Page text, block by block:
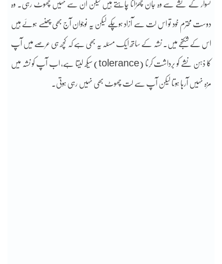
نسوار کے نشے سے وہ جان چھڑانا چاہتے ہیں لیکن ان سے نہیں چھوٹ رہی۔ وہ
دوست محترم خود تو اس لت سے آزاد ہوچکے لیکن یہ نوجوان آج بھی پھنسے ہوئے ہیں
اس کے شکنجے میں۔ نشہ کے ساتھ ایک مسئلہ یہ بھی ہے کہ کچھ ہی عرصے میں آپ
کا ذہن نشے کو برداشت کرنا (tolerance) سیکھ لیتا ہے، اب آپ کو نشہ میں
مزہ نہیں آرہا ہوتا لیکن آپ سے لت چھوٹ بھی نہیں رہی ہوتی۔